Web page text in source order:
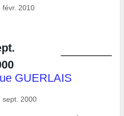
févr. 2010
GUERLAIS
sept. 2000